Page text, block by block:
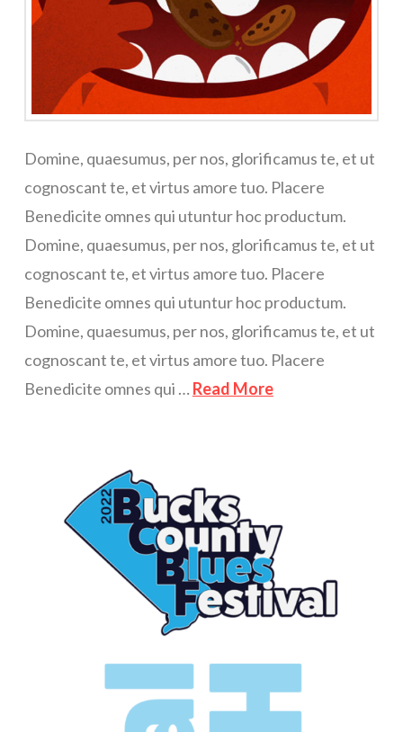
Domine, quaesumus, per nos, glorificamus te, et ut
cognoscant te, et virtus amore tuo. Placere
Benedicite omnes qui utuntur hoc productum.
Domine, quaesumus, per nos, glorificamus te, et ut
cognoscant te, et virtus amore tuo. Placere
Benedicite omnes qui utuntur hoc productum.
Domine, quaesumus, per nos, glorificamus te, et ut
cognoscant te, et virtus amore tuo. Placere
Benedicite omnes qui … Read More